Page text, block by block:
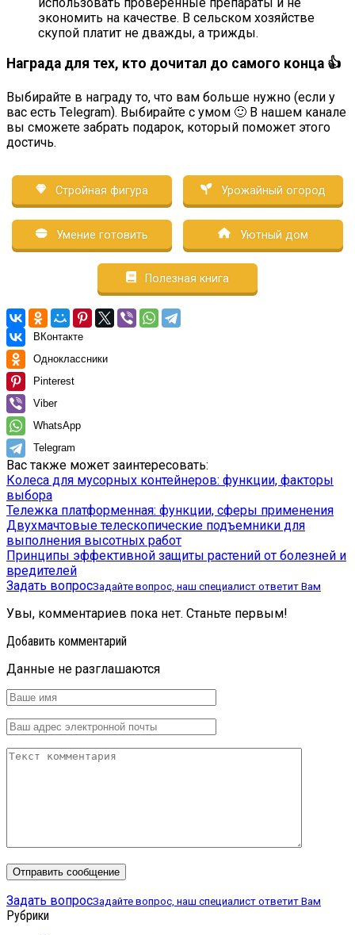
экономить на качестве. В сельском хозяйстве
скупой платит не дважды, а трижды.
Награда для тех, кто дочитал до самого конца 👍
Выбирайте в награду то, что вам больше нужно (если у
вас есть Telegram). Выбирайте с умом 🙂 В нашем канале
вы сможете забрать подарок, который поможет этого
достичь.
Стройная фигура Урожайный огород
Умение готовить Уютный дом
Полезная книга
ВКонтакте
Одноклассники
Pinterest
Viber
WhatsApp
Telegram
Вас также может заинтересовать:
Колеса для мусорных контейнеров: функции, факторы
выбора
Тележка платформенная: функции, сферы применения
Двухмачтовые телескопические подъемники для
выполнения высотных работ
Принципы эффективной защиты растений от болезней и
вредителей
Задать вопросЗадайте вопрос, наш специалист ответит Вам
Увы, комментариев пока нет. Станьте первым!
Добавить комментарий
Данные не разглашаются
Задать вопросЗадайте вопрос, наш специалист ответит Вам
Рубрики